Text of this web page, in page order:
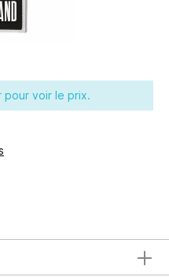
pour voir le prix.